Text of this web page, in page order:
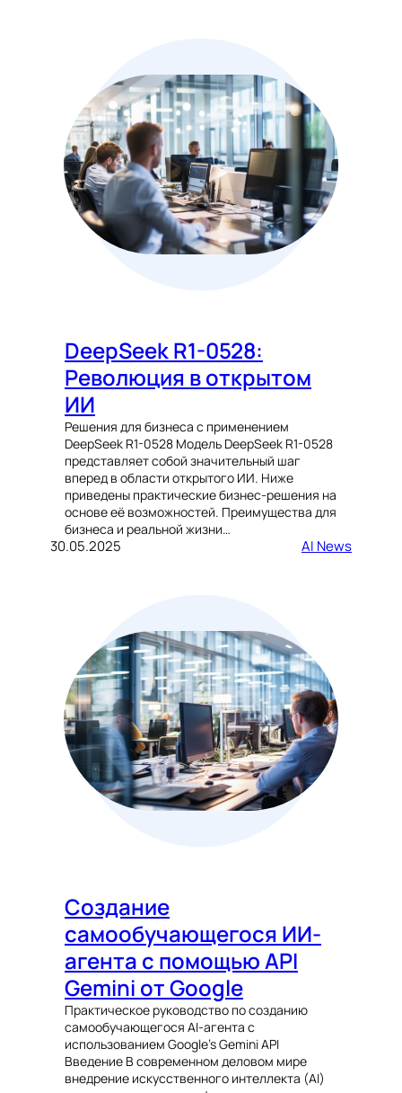
DeepSeek R1-0528:
Революция в открытом
ИИ
Решения для бизнеса с применением
DeepSeek R1-0528 Модель DeepSeek R1-0528
представляет собой значительный шаг
вперед в области открытого ИИ. Ниже
приведены практические бизнес-решения на
основе её возможностей. Преимущества для
бизнеса и реальной жизни…
30.05.2025 AI News
Создание
самообучающегося ИИ-
агента с помощью API
Gemini от Google
Практическое руководство по созданию
самообучающегося AI-агента с
использованием Google’s Gemini API
Введение В современном деловом мире
внедрение искусственного интеллекта (AI)